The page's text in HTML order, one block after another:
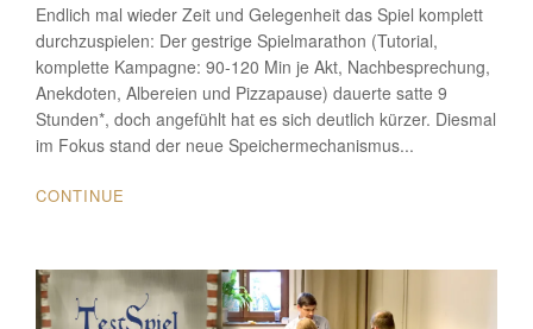
Endlich mal wieder Zeit und Gelegenheit das Spiel komplett
durchzuspielen: Der gestrige Spielmarathon (Tutorial,
komplette Kampagne: 90-120 Min je Akt, Nachbesprechung,
Anekdoten, Albereien und Pizzapause) dauerte satte 9
Stunden*, doch angefühlt hat es sich deutlich kürzer. Diesmal
im Fokus stand der neue Speichermechanismus...
CONTINUE